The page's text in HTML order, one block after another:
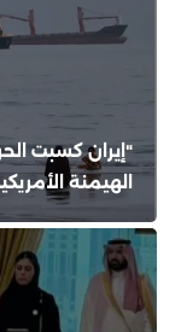
"إيران كسبت
الهيمنة